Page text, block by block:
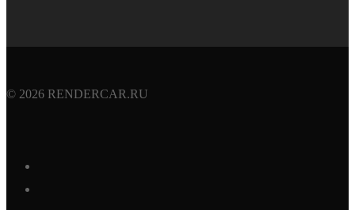
© 2026 RENDERCAR.RU